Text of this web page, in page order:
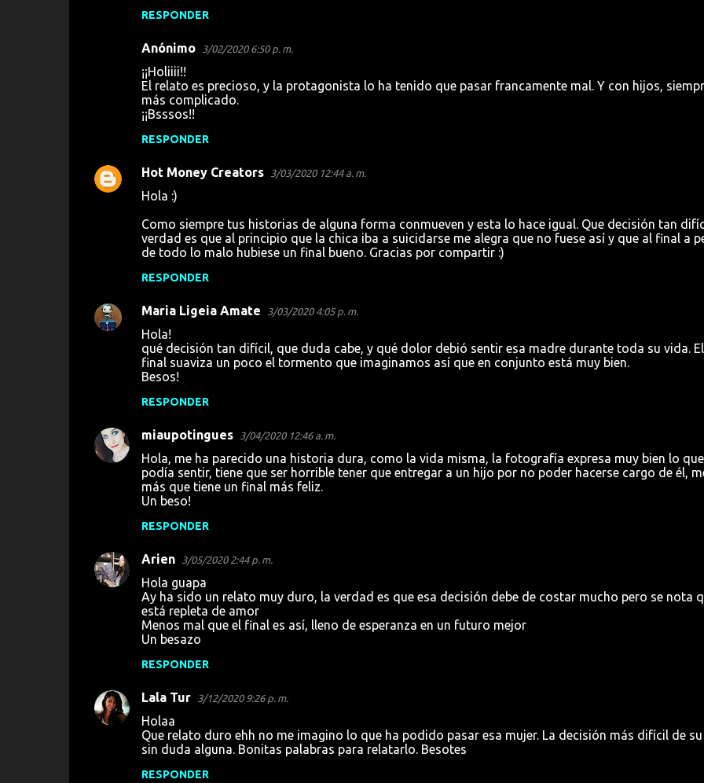
RESPONDER
Anónimo 3/02/2020 6:50 p. m.
¡¡Holiiii!!
El relato es precioso, y la protagonista lo ha tenido que pasar francamente mal. Y con hijos,
más complicado.
¡¡Bsssos!!
RESPONDER
Hot Money Creators 3/03/2020 12:44 a. m.
Hola :)
Como siempre tus historias de alguna forma conmueven y esta lo hace igual. Que decisión tan
verdad es que al principio que la chica iba a suicidarse me alegra que no fuese así y que al final a
de todo lo malo hubiese un final bueno. Gracias por compartir :)
RESPONDER
Maria Ligeia Amate 3/03/2020 4:05 p. m.
Hola!
qué decisión tan difícil, que duda cabe, y qué dolor debió sentir esa madre durante toda su vida. El
final suaviza un poco el tormento que imaginamos así que en conjunto está muy bien.
Besos!
RESPONDER
miaupotingues 3/04/2020 12:46 a. m.
Hola, me ha parecido una historia dura, como la vida misma, la fotografía expresa muy bien lo que
podía sentir, tiene que ser horrible tener que entregar a un hijo por no poder hacerse cargo de él,
más que tiene un final más feliz.
Un beso!
RESPONDER
Arien 3/05/2020 2:44 p. m.
Hola guapa
Ay ha sido un relato muy duro, la verdad es que esa decisión debe de costar mucho pero se nota
está repleta de amor
Menos mal que el final es así, lleno de esperanza en un futuro mejor
Un besazo
RESPONDER
Lala Tur 3/12/2020 9:26 p. m.
Holaa
Que relato duro ehh no me imagino lo que ha podido pasar esa mujer. La decisión más difícil de
sin duda alguna. Bonitas palabras para relatarlo. Besotes
RESPONDER